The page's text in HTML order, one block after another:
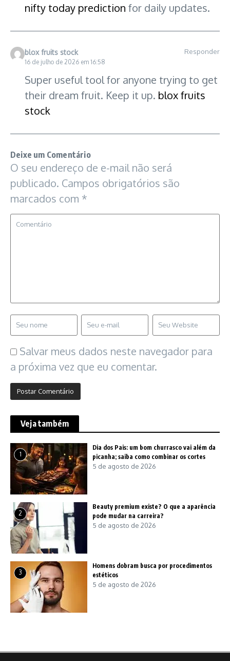
nifty today prediction for daily updates.
blox fruits stock
16 de julho de 2026 em 16:58
Responder
Super useful tool for anyone trying to get
their dream fruit. Keep it up. blox fruits
stock
Deixe um Comentário
O seu endereço de e-mail não será
publicado. Campos obrigatórios são
marcados com *
Salvar meus dados neste navegador para
a próxima vez que eu comentar.
Veja também
1
Dia dos Pais: um bom churrasco vai além da
picanha; saiba como combinar os cortes
5 de agosto de 2026
2
Beauty premium existe? O que a aparência
pode mudar na carreira?
5 de agosto de 2026
3
Homens dobram busca por procedimentos
estéticos
5 de agosto de 2026